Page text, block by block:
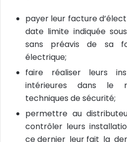
payer leur facture
date limite indiquée
sans préavis de sa
électrique;
faire réaliser leurs
intérieures dans le
techniques de sécurité;
permettre au
contrôler leurs
ce dernier leur fait la